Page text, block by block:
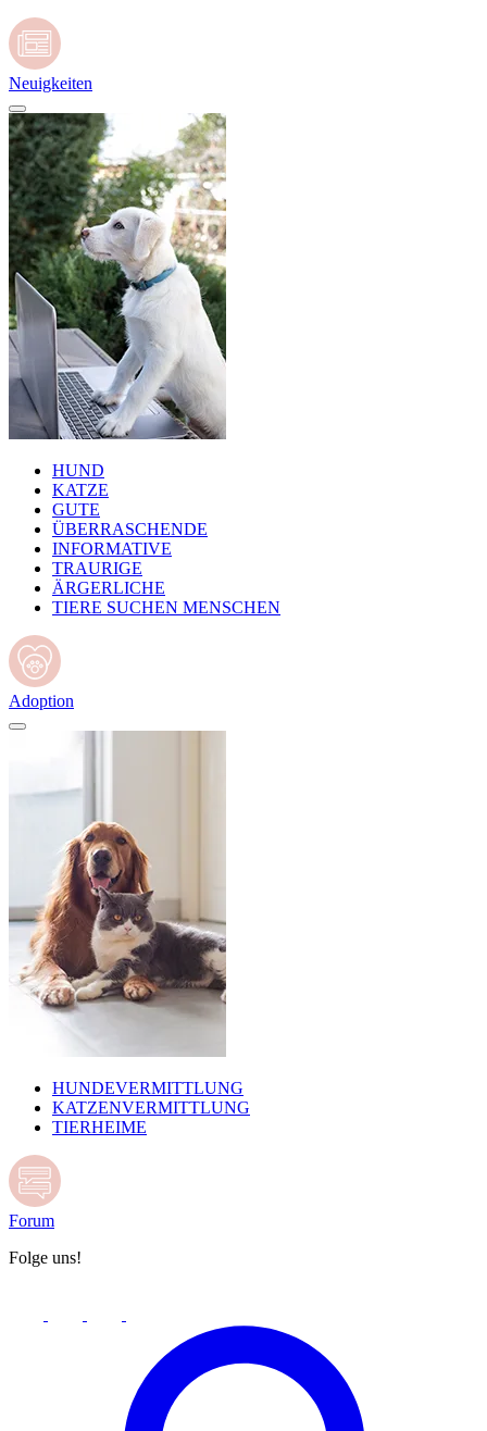
Neuigkeiten
HUND
KATZE
GUTE
ÜBERRASCHENDE
INFORMATIVE
TRAURIGE
ÄRGERLICHE
TIERE SUCHEN MENSCHEN
Adoption
HUNDEVERMITTLUNG
KATZENVERMITTLUNG
TIERHEIME
Forum
Folge uns!